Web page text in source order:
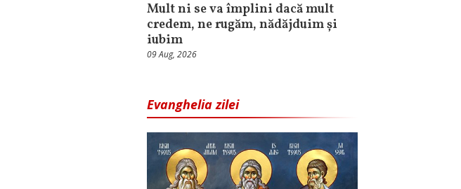
Mult ni se va împlini dacă mult
credem, ne rugăm, nădăjduim și
iubim
09 Aug, 2026
Evanghelia zilei